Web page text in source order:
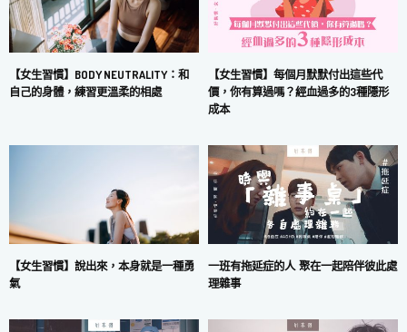
【女生習慣】BODY NEUTRALITY：和
自己的身體，練習更溫柔的相處
【女生習慣】每個月默默付出這些代
價，你有算過嗎？經血過多的3種隱形
成本
【女生習慣】說出來，本身就是一種勇
氣
一班有拖延症的人 聚在一起陪伴彼此處
理雜事